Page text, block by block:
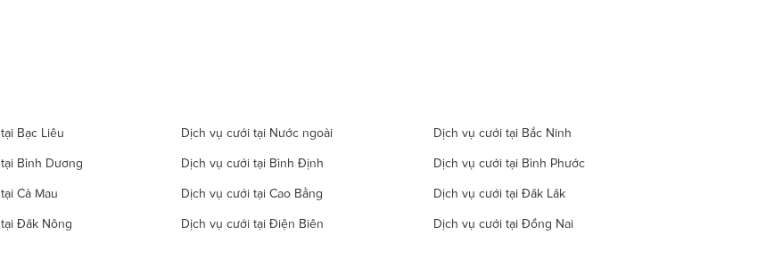
Bạc Liêu Dịch vụ cưới tại Nước ngoài Dịch vụ cưới tại Bắc Ninh
Bình Dương Dịch vụ cưới tại Bình Định Dịch vụ cưới tại Bình Phước
Cà Mau Dịch vụ cưới tại Cao Bằng Dịch vụ cưới tại Đăk Lăk
Đăk Nông Dịch vụ cưới tại Điện Biên Dịch vụ cưới tại Đồng Nai